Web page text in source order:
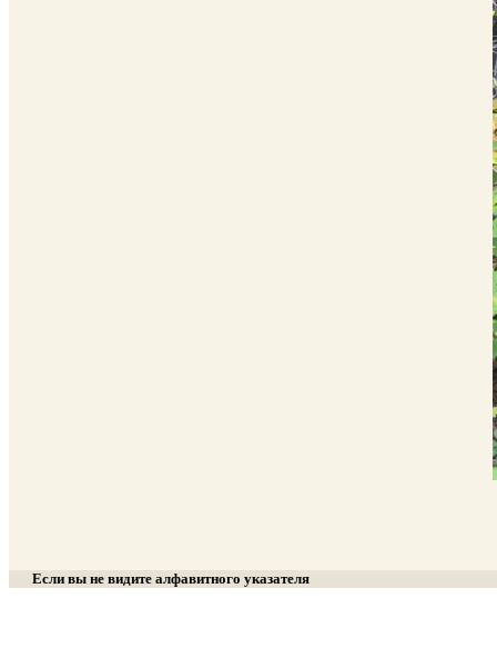
Если вы не видите алфавитного указателя